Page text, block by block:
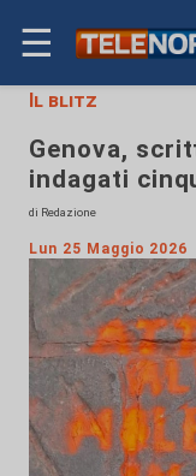
☰
Il blitz
Genova,
indagati
di Redazione
Lun 25 Maggio 2026